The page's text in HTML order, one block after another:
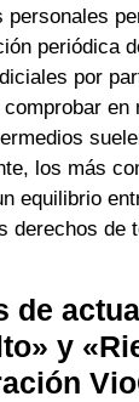
personales
periódica
por
los más
equilibrio
derechos de
de
y